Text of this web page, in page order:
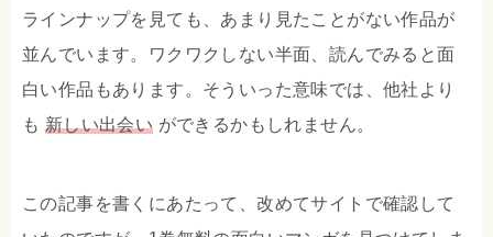
ラインナップを見ても、あまり見たことがない作品が
並んでいます。ワクワクしない半面、読んでみると面
白い作品もあります。そういった意味では、他社より
も 新しい出会い ができるかもしれません。
この記事を書くにあたって、改めてサイトで確認して